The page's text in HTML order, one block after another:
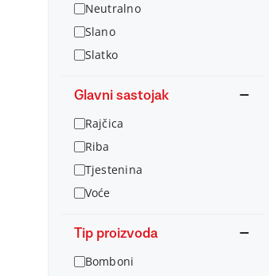
Neutralno
Slano
Slatko
Glavni sastojak
Rajčica
Riba
Tjestenina
Voće
Tip proizvoda
Bomboni